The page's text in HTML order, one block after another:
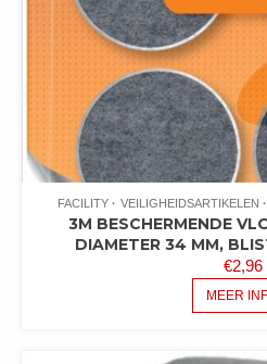
FACILITY VEILIGHEIDSARTIKELEN
3M BESCHERMENDE
DIAMETER 34 MM,
€2,96
MEER